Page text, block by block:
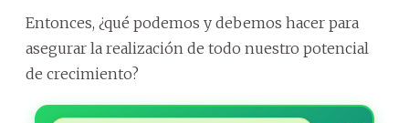
Entonces, ¿qué podemos y debemos hacer para
asegurar la realización de todo nuestro potencial
de crecimiento?